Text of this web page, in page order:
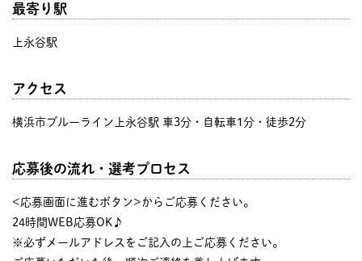
最寄り駅
上永谷駅
アクセス
横浜市ブルーライン上永谷駅 車3分・自転車1分・徒歩2分
応募後の流れ・選考プロセス
<応募画面に進むボタン>からご応募ください。
24時間WEB応募OK♪
※必ずメールアドレスをご記入の上ご応募ください。